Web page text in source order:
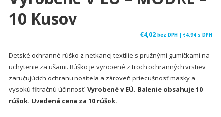
10 Kusov
€4,02 bez DPH |€4,94 s DPH
Detské ochranné rúško z netkanej textílie s pružnými gumičkami na
uchytenie za ušami. Rúško je vyrobené z troch ochranných vrstiev
zaručujúcich ochranu nositeľa a zároveň priedušnosť masky a
vysokú filtračnú účinnosť. Vyrobené v EÚ. Balenie obsahuje 10
rúšok. Uvedená cena za 10 rúšok.